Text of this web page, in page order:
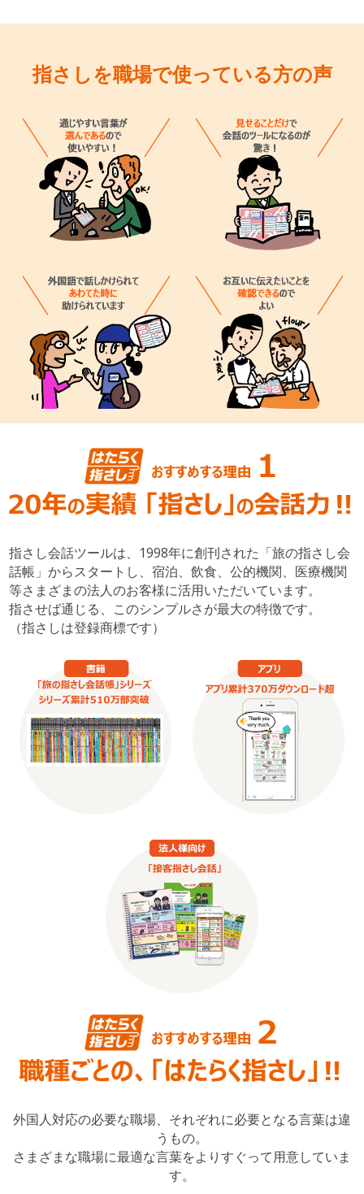
指さしを職場で使っている方の声
指さし会話ツールは、1998年に創刊された「旅の指さし会
話帳」からスタートし、宿泊、飲食、公的機関、医療機関
等さまざまの法人のお客様に活用いただいています。
指させば通じる、このシンプルさが最大の特徴です。
（指さしは登録商標です）
外国人対応の必要な職場、それぞれに必要となる言葉は違
うもの。
さまざまな職場に最適な言葉をよりすぐって用意していま
す。